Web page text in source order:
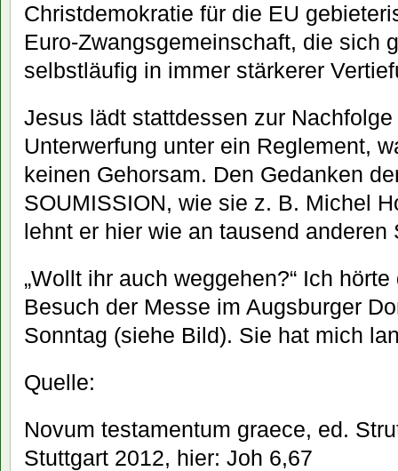
Christdemokratie für die EU
Euro-Zwangsgemeinschaft, die sich
selbstläufig in immer stärkerer
Jesus lädt stattdessen zur
Unterwerfung unter ein Reglement,
keinen Gehorsam. Den Gedanken
SOUMISSION, wie sie z. B. Michel
lehnt er hier wie an tausend anderen
„Wollt ihr auch weggehen?“ Ich
Besuch der Messe im Augsburger
Sonntag (siehe Bild). Sie hat mich
Quelle:
Novum testamentum graece, ed.
Stuttgart 2012, hier: Joh 6,67